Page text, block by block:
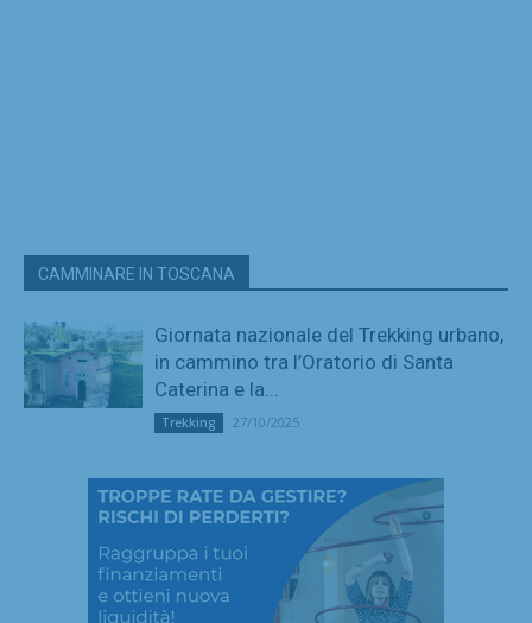
CAMMINARE IN TOSCANA
Giornata nazionale del Trekking urbano,
in cammino tra l’Oratorio di Santa
Caterina e la...
Trekking 27/10/2025